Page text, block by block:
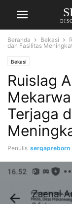
Beranda Bekasi
dan Fasilitas
Bekasi
Ruislag
Terjaga
Penulis sergapreborn